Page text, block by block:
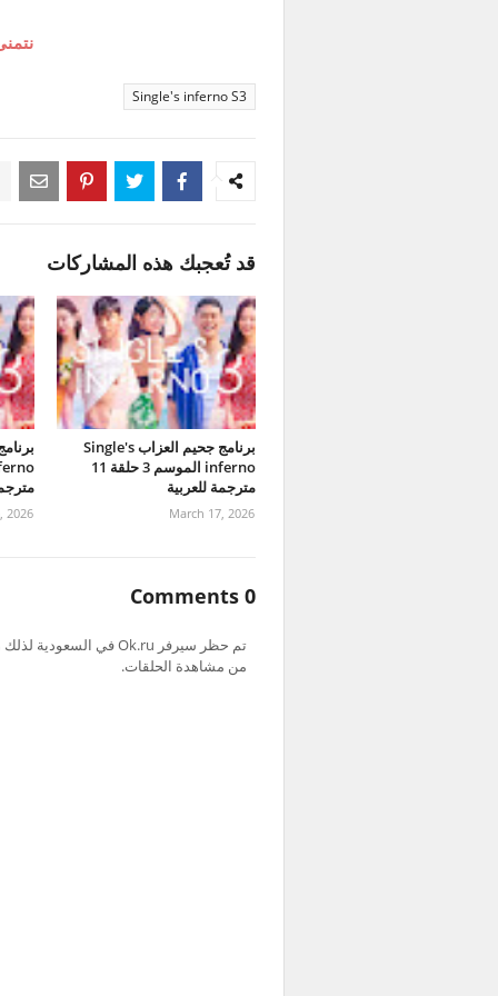
Single's inferno S3
قد تُعجبك هذه المشاركات
برنامج جحيم العزاب Single's
inferno الموسم 3 حلقة 11
مترجمة للعربية
March 17, 2026
2026
0 Comments
من مشاهدة الحلقات.